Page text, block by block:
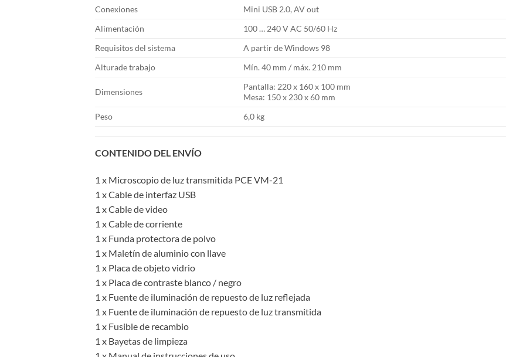
Conexiones
Mini USB 2.0, AV out
Alimentación
100 … 240 V AC 50/60 Hz
Requisitos del sistema
A partir de Windows 98
Alturade trabajo
Mín. 40 mm / máx. 210 mm
Dimensiones
Pantalla: 220 x 160 x 100 mm
Mesa: 150 x 230 x 60 mm
Peso
6,0 kg
CONTENIDO DEL ENVÍO
1 x Microscopio de luz transmitida PCE VM-21
1 x Cable de interfaz USB
1 x Cable de video
1 x Cable de corriente
1 x Funda protectora de polvo
1 x Maletín de aluminio con llave
1 x Placa de objeto vidrio
1 x Placa de contraste blanco / negro
1 x Fuente de iluminación de repuesto de luz reflejada
1 x Fuente de iluminación de repuesto de luz transmitida
1 x Fusible de recambio
1 x Bayetas de limpieza